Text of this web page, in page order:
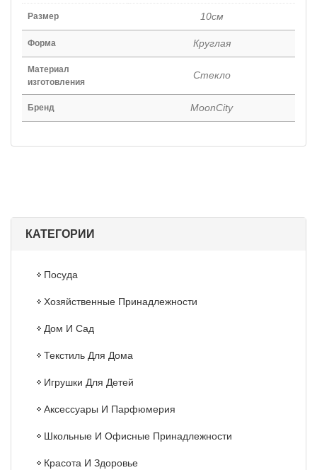
КАТЕГОРИИ
Посуда
Хозяйственные Принадлежности
Дом И Сад
Текстиль Для Дома
Игрушки Для Детей
Аксессуары И Парфюмерия
Школьные И Офисные Принадлежности
Красота И Здоровье
Размер 10см
Форма Круглая
Материал
изготовления
Стекло
Бренд MoonCity